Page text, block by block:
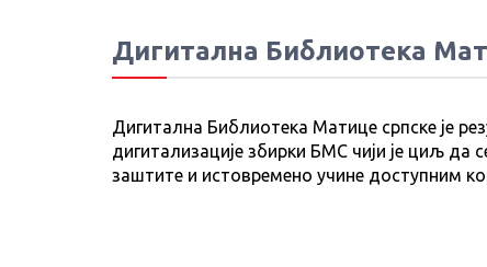
Дигитална Библиотека
Дигитална Библиотека Матице српске је
дигитализације збирки БМС чији је циљ да
заштите и истовремено учине доступним